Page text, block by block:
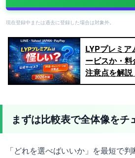
現在登録中または過去に登録した場合は対象外。
LYPプレミア
ービスか・
注意点を解説
まずは比較表で全体像をチ
「どれを選べばいいか」を最短で